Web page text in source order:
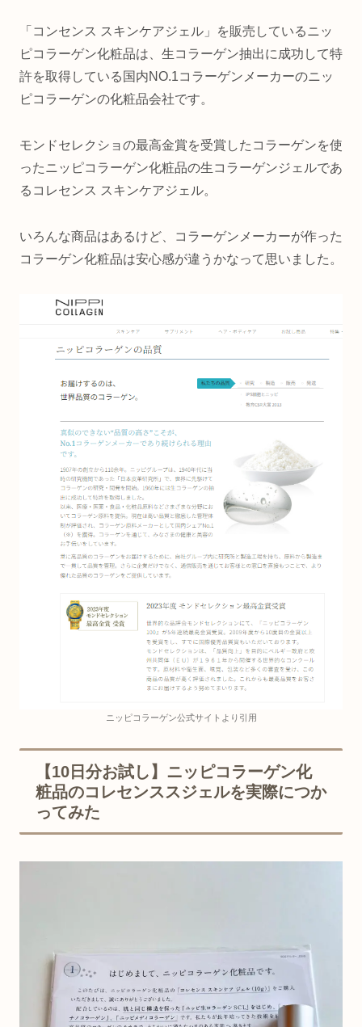
「コンセンス スキンケアジェル」を販売しているニッ
ピコラーゲン化粧品は、生コラーゲン抽出に成功して特
許を取得している国内NO.1コラーゲンメーカーのニッ
ピコラーゲンの化粧品会社です。
モンドセレクショの最高金賞を受賞したコラーゲンを使
ったニッピコラーゲン化粧品の生コラーゲンジェルであ
るコレセンス スキンケアジェル。
いろんな商品はあるけど、コラーゲンメーカーが作った
コラーゲン化粧品は安心感が違うかなって思いました。
ニッピコラーゲン公式サイトより引用
【10日分お試し】ニッピコラーゲン化
粧品のコレセンススジェルを実際につか
ってみた